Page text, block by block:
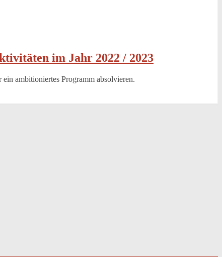
im Jahr 2022 / 2023
ambitioniertes Programm absolvieren.